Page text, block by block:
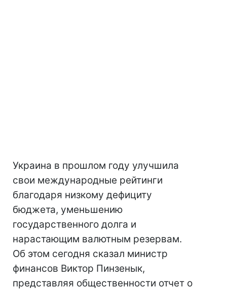
Украина в прошлом году улучшила
свои международные рейтинги
благодаря низкому дефициту
бюджета, уменьшению
государственного долга и
нарастающим валютным резервам.
Об этом сегодня сказал министр
финансов Виктор Пинзенык,
представляя общественности отчет о